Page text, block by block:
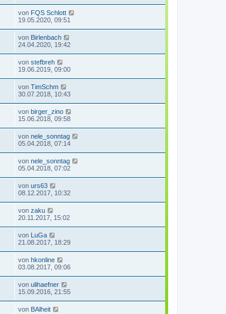
von FQS Schlott
19.05.2020, 09:51
von Birlenbach
24.04.2020, 19:42
von stefbreh
19.06.2019, 09:00
von TimSchm
30.07.2018, 10:43
von birger_zino
15.06.2018, 09:58
von nele_sonntag
05.04.2018, 07:14
von nele_sonntag
05.04.2018, 07:02
von urs63
08.12.2017, 10:32
von zaku
20.11.2017, 15:02
von LuGa
21.08.2017, 18:29
von hkonline
03.08.2017, 09:06
von ulihaefner
15.09.2016, 21:55
von BAlheit